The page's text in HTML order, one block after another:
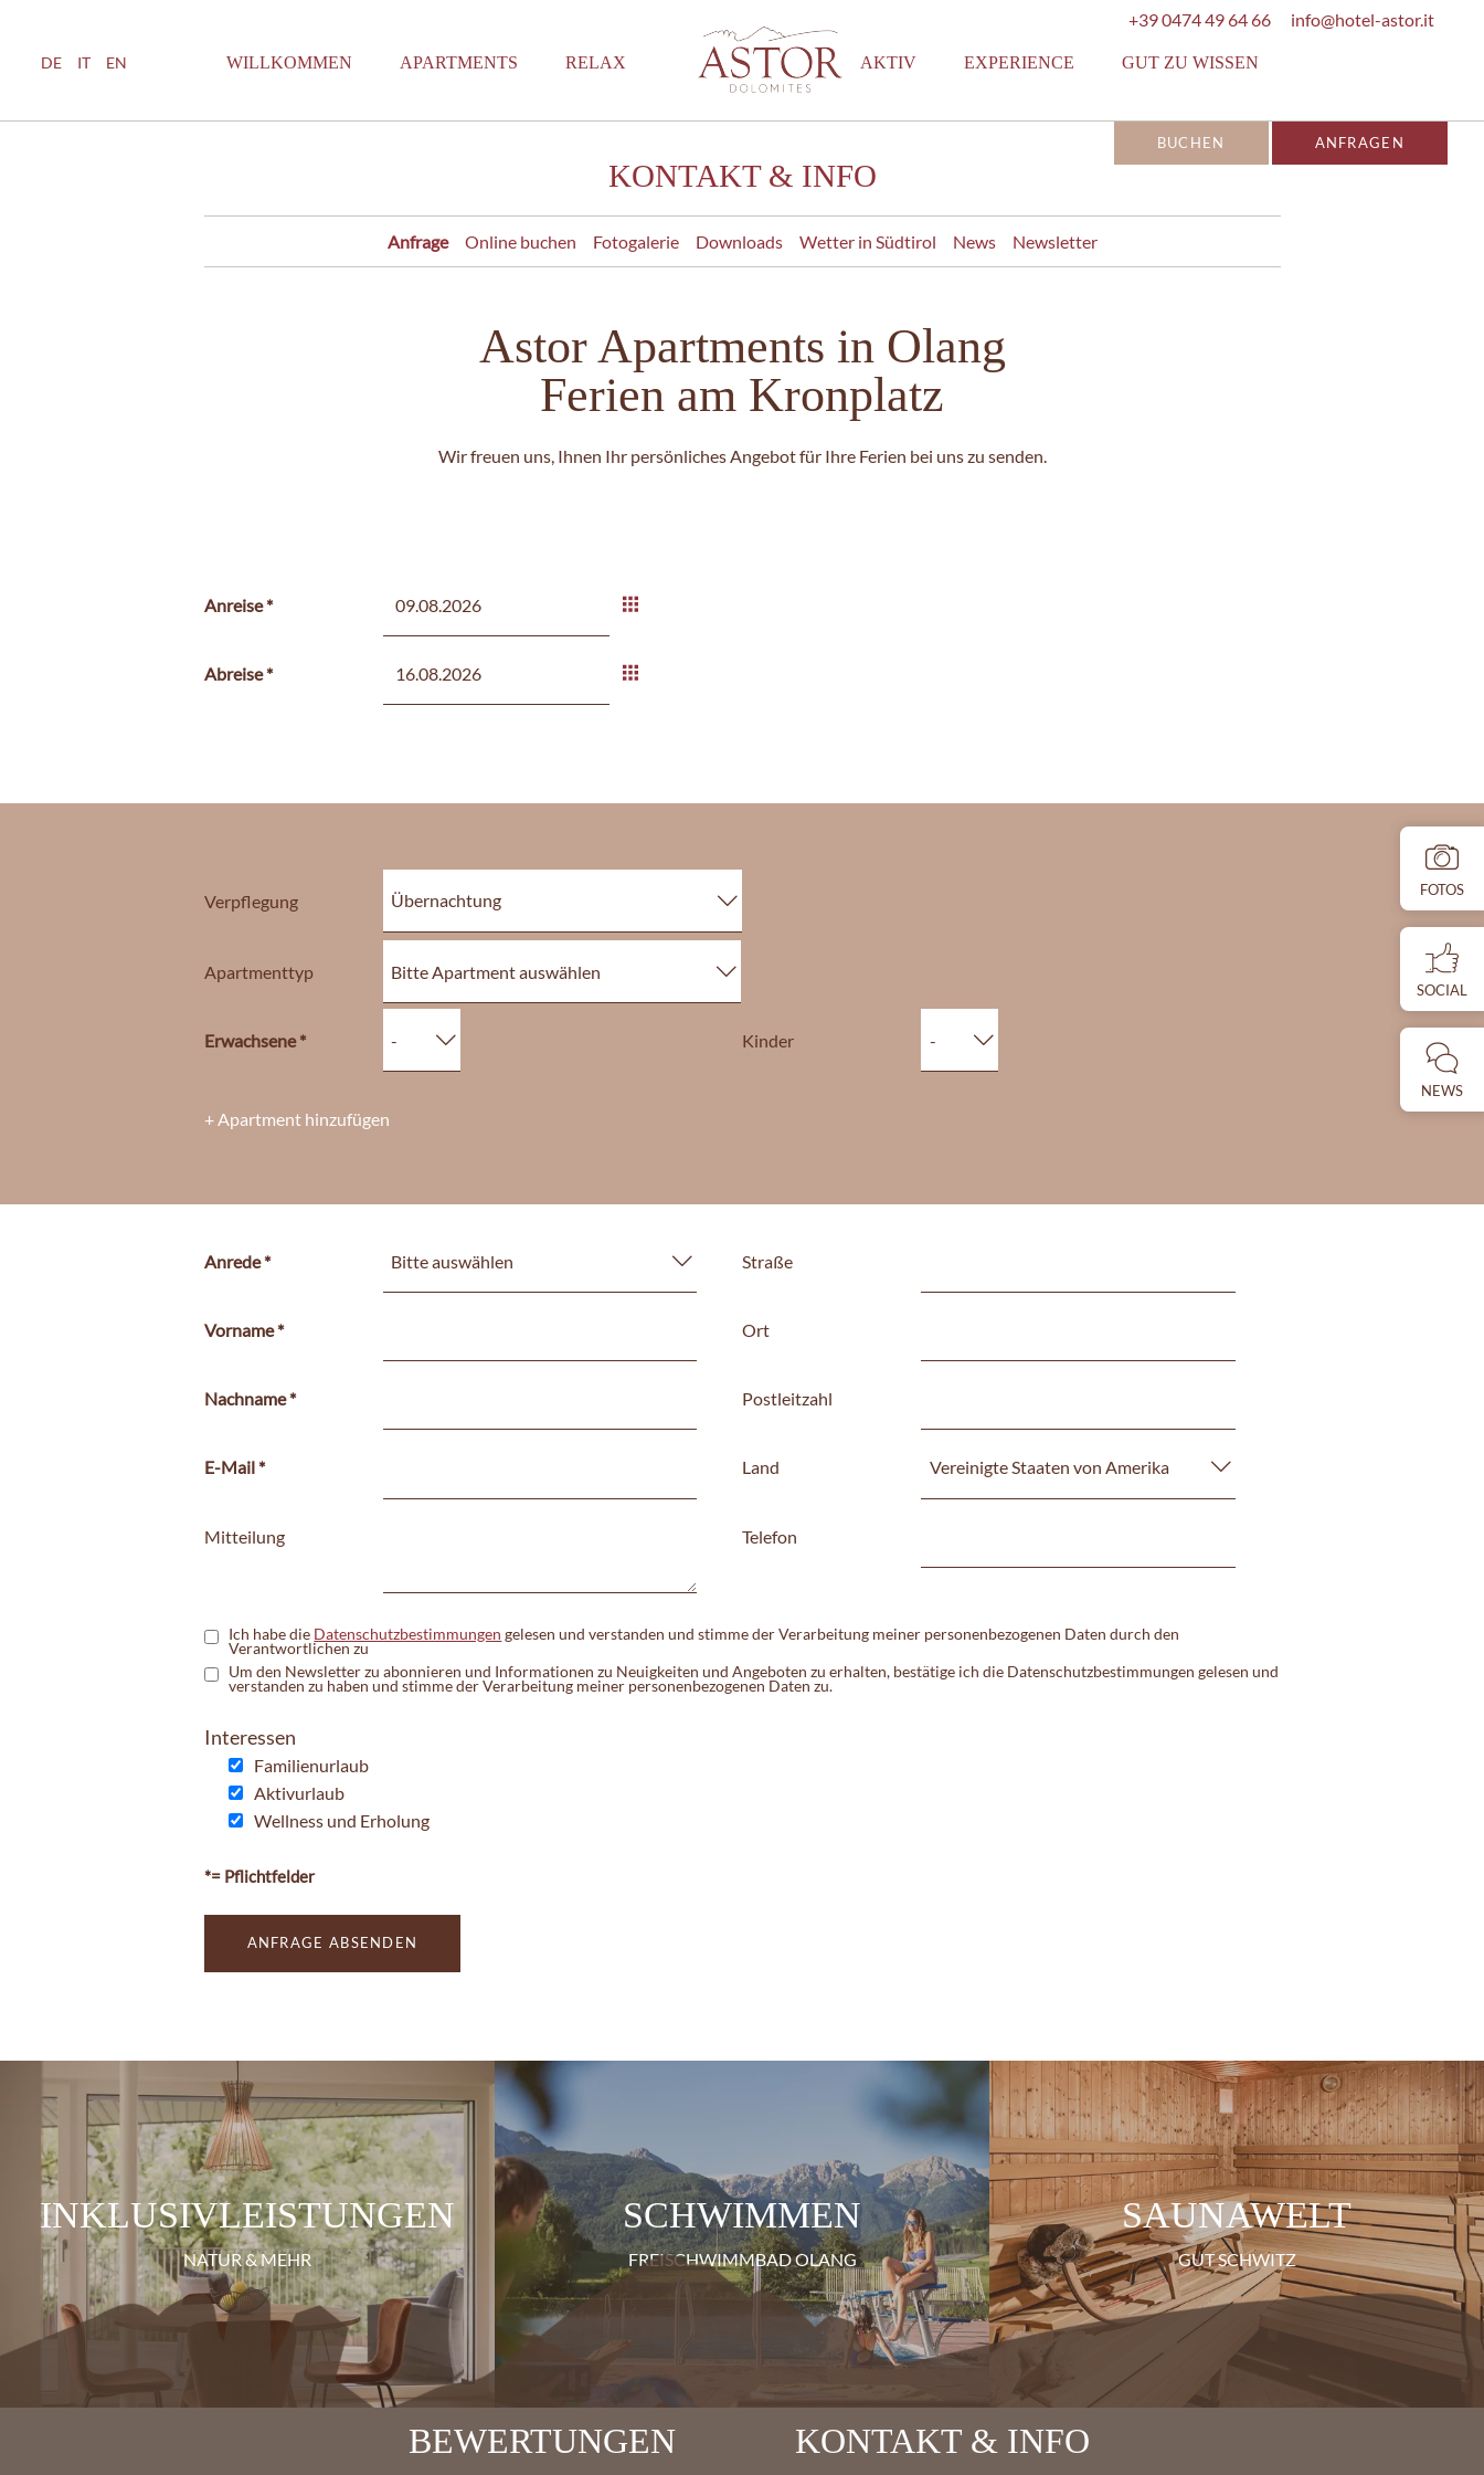
DE IT EN WILLKOMMEN APARTMENTS RELAX AKTIV EXPERIENCE GUT ZU WISSEN
BUCHEN ANFRAGEN
+39 0474 49 64 66 info@hotel-astor.it
FOTOS
SOCIAL
NEWS
KONTAKT & INFO
Anfrage Online buchen Fotogalerie Downloads Wetter in Südtirol News Newsletter
Astor Apartments in Olang
Ferien am Kronplatz
Wir freuen uns, Ihnen Ihr persönliches Angebot für Ihre Ferien bei uns zu senden.
Anreise
Abreise
Verpflegung
Apartmenttyp
Erwachsene Kinder
+ Apartment hinzufügen
Anrede
Vorname
Nachname
E-Mail
Mitteilung
Straße
Ort
Postleitzahl
Land
Telefon
Ich habe die Datenschutzbestimmungen gelesen und verstanden und stimme der Verarbeitung meiner personenbezogenen Daten durch den
Verantwortlichen zu
Um den Newsletter zu abonnieren und Informationen zu Neuigkeiten und Angeboten zu erhalten, bestätige ich die Datenschutzbestimmungen gelesen und
verstanden zu haben und stimme der Verarbeitung meiner personenbezogenen Daten zu.
Interessen
Familienurlaub
Aktivurlaub
Wellness und Erholung
*= Pflichtfelder
ANFRAGE ABSENDEN
INKLUSIVLEISTUNGEN
NATUR & MEHR
SCHWIMMEN
FREISCHWIMMBAD OLANG
SAUNAWELT
GUT SCHWITZ
BEWERTUNGEN KONTAKT & INFO